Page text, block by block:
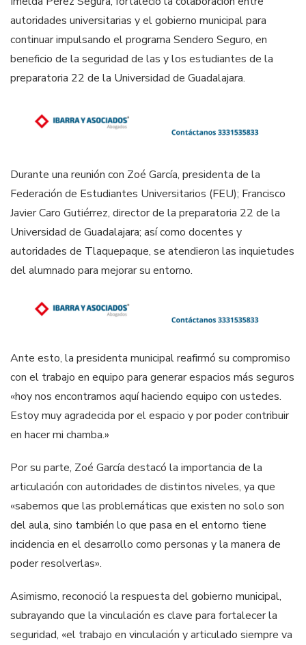
autoridades universitarias y el gobierno municipal para
continuar impulsando el programa Sendero Seguro, en
beneficio de la seguridad de las y los estudiantes de la
preparatoria 22 de la Universidad de Guadalajara.
Durante una reunión con Zoé García, presidenta de la
Federación de Estudiantes Universitarios (FEU); Francisco
Javier Caro Gutiérrez, director de la preparatoria 22 de la
Universidad de Guadalajara; así como docentes y
autoridades de Tlaquepaque, se atendieron las inquietudes
del alumnado para mejorar su entorno.
Ante esto, la presidenta municipal reafirmó su compromiso
con el trabajo en equipo para generar espacios más seguros
«hoy nos encontramos aquí haciendo equipo con ustedes.
Estoy muy agradecida por el espacio y por poder contribuir
en hacer mi chamba.»
Por su parte, Zoé García destacó la importancia de la
articulación con autoridades de distintos niveles, ya que
«sabemos que las problemáticas que existen no solo son
del aula, sino también lo que pasa en el entorno tiene
incidencia en el desarrollo como personas y la manera de
poder resolverlas».
Asimismo, reconoció la respuesta del gobierno municipal,
subrayando que la vinculación es clave para fortalecer la
seguridad, «el trabajo en vinculación y articulado siempre va